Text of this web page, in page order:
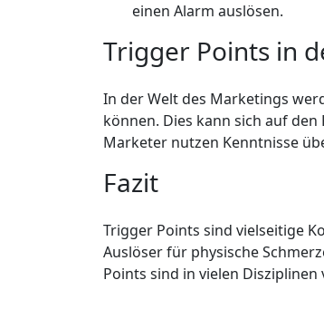
einen Alarm auslösen.
Trigger Points in
In der Welt des Marketings
können. Dies kann sich auf
Marketer nutzen Kenntnisse
Fazit
Trigger Points sind vielseitige
Auslöser für physische
Points sind in vielen